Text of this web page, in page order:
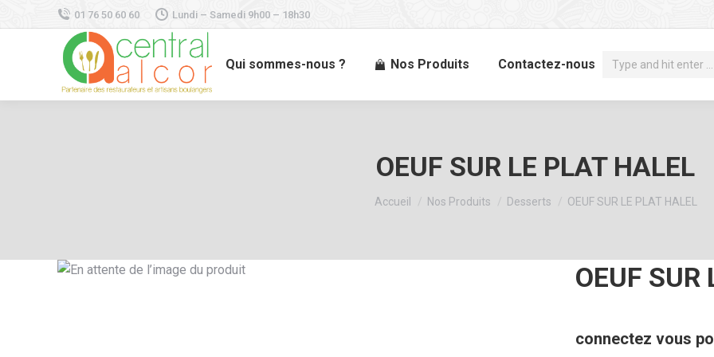
01 76 50 60 60 Lundi – Samedi 9h00 – 18h30
Qui sommes-nous ? Nos Produits Contactez-nous
Recherche
OEUF SUR LE PLAT HALEL
Vous êtes ici :
Accueil Nos Produits Desserts OEUF SUR LE PLAT HALEL
OEUF SUR
connectez vous